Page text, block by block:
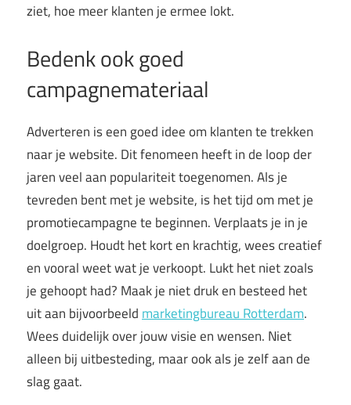
ziet, hoe meer klanten je ermee lokt.
Bedenk ook goed
campagnemateriaal
Adverteren is een goed idee om klanten te trekken
naar je website. Dit fenomeen heeft in de loop der
jaren veel aan populariteit toegenomen. Als je
tevreden bent met je website, is het tijd om met je
promotiecampagne te beginnen. Verplaats je in je
doelgroep. Houdt het kort en krachtig, wees creatief
en vooral weet wat je verkoopt. Lukt het niet zoals
je gehoopt had? Maak je niet druk en besteed het
uit aan bijvoorbeeld marketingbureau Rotterdam.
Wees duidelijk over jouw visie en wensen. Niet
alleen bij uitbesteding, maar ook als je zelf aan de
slag gaat.